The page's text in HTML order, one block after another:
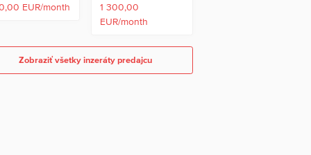
EUR/month
1 300,00
EUR/month
Zobraziť všetky inzeráty predajcu